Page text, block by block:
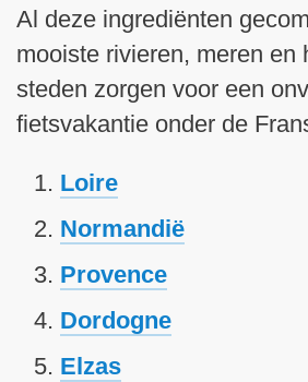
i
n
a
n
a
Al deze ingrediënten
mooiste rivieren, meren en
steden zorgen voor een
fietsvakantie onder de
Loire
Normandië
Provence
Dordogne
Elzas